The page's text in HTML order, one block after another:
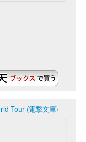
Tour (電撃文庫)